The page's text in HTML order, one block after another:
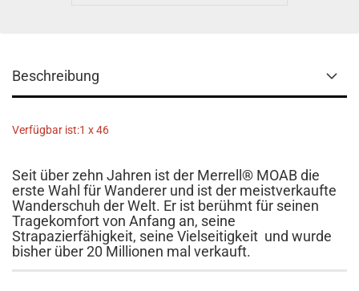
Beschreibung
Verfügbar ist:1 x 46
Seit über zehn Jahren ist der Merrell® MOAB die
erste Wahl für Wanderer und ist der meistverkaufte
Wanderschuh der Welt. Er ist berühmt für seinen
Tragekomfort von Anfang an, seine
Strapazierfähigkeit, seine Vielseitigkeit und wurde
bisher über 20 Millionen mal verkauft.